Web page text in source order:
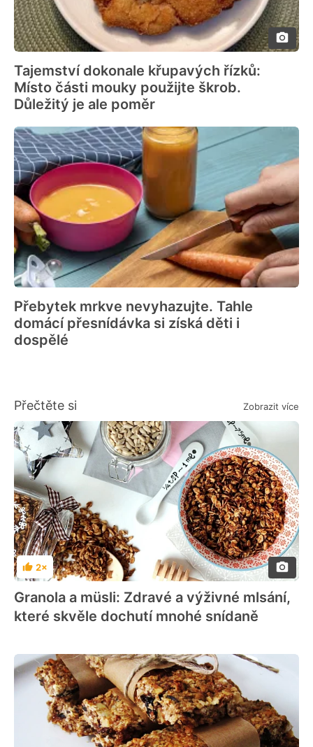
Tajemství dokonale křupavých řízků:
Místo části mouky použijte škrob.
Důležitý je ale poměr
Přebytek mrkve nevyhazujte. Tahle
domácí přesnídávka si získá děti i
dospělé
Přečtěte si Zobrazit více
Hodnocení
2×
Granola a müsli: Zdravé a výživné mlsání,
které skvěle dochutí mnohé snídaně